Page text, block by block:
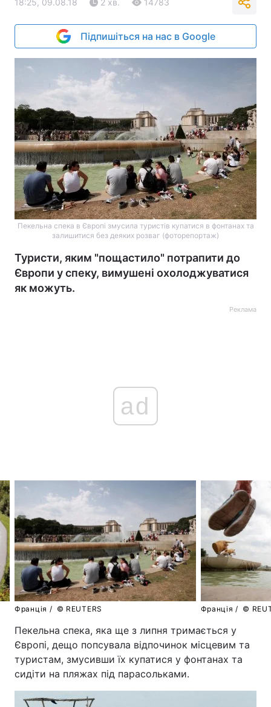
18:25, 09.08.18 2 хв. 14783
Підпишіться на нас в Google
Пекельна спека в Європі змусила туристів купатися в фонтанах та
залишитися без деяких розваг (фоторепортаж)
Туристи, яким "пощастило" потрапити до
Європи у спеку, вимушені охолоджуватися
як можуть.
Реклама
ad
Франція / © REUTERS Франція / ©
Пекельна спека, яка ще з липня тримається у
Європі, дещо попсувала відпочинок місцевим та
туристам, змусивши їх купатися у фонтанах та
сидіти на пляжах під парасольками.